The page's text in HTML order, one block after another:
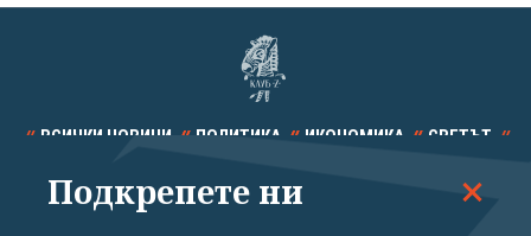
ВСИЧКИ НОВИНИ ПОЛИТИКА ИКОНОМИКА СВЕТЪТ
СПОРТ КУЛТУРА ТЕХНОЛОГИИ КАЛЕЙДОСКОП
Подкрепете ни